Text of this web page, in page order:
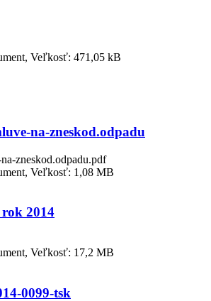
Veľkosť: 471,05 kB
na-zneskod.odpadu
zneskod.odpadu.pdf
Veľkosť: 1,08 MB
2014
Veľkosť: 17,2 MB
0099-tsk